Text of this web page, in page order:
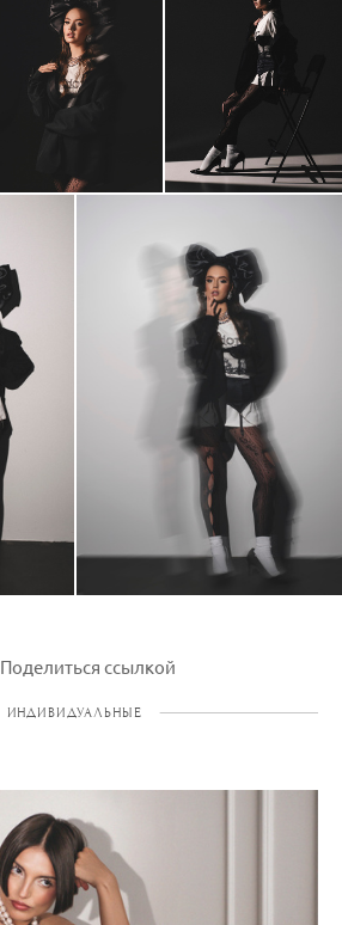
Поделиться ссылкой
ИНДИВИДУАЛЬНЫЕ